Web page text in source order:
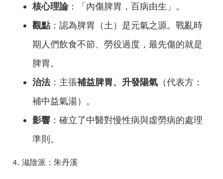
核心理論：「內傷脾胃，百病由生」。
觀點：認為脾胃（土）是元氣之源。戰亂時
期人們飲食不節、勞役過度，最先傷的就是
脾胃。
治法：主張補益脾胃、升發陽氣 （代表方：
補中益氣湯）。
影響 ：確立了中醫對慢性病與虛勞病的處理
準則。
4. 滋陰派：朱丹溪